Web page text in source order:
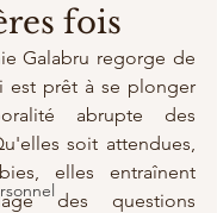
fois
Galabru regorge de
est prêt à se plonger
abrupte des
soit attendues,
elles entraînent
des questions